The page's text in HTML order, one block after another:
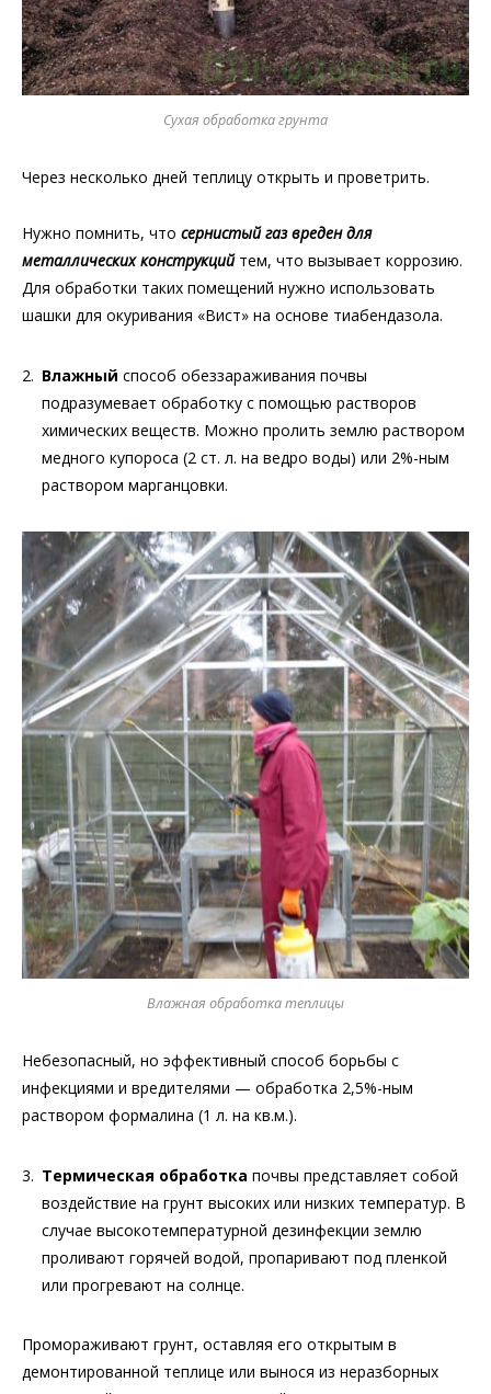
Сухая обработка грунта
Через несколько дней теплицу открыть и проветрить.
Нужно помнить, что сернистый газ вреден для
металлических конструкцийтем, что вызывает коррозию.
Для обработки таких помещений нужно использовать
шашки для окуривания «Вист» на основе тиабендазола.
Влажный способ обеззараживания почвы
подразумевает обработку с помощью растворов
химических веществ. Можно пролить землю раствором
медного купороса (2 ст. л. на ведро воды) или 2%-ным
раствором марганцовки.
Влажная обработка теплицы
Небезопасный, но эффективный способ борьбы с
инфекциями и вредителями — обработка 2,5%-ным
раствором формалина (1 л. на кв.м.).
Термическая обработка почвы представляет собой
воздействие на грунт высоких или низких температур. В
случае высокотемпературной дезинфекции землю
проливают горячей водой, пропаривают под пленкой
или прогревают на солнце.
Промораживают грунт, оставляя его открытым в
демонтированной теплице или вынося из неразборных